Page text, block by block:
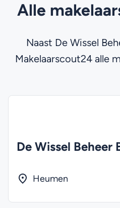
Alle
Naast De Wissel
Makelaarscout24 alle
De Wissel Beheer
Heumen